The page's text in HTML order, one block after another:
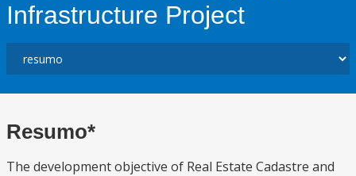
Infrastructure Project
Resumo*
The development objective of Real Estate Cadastre and